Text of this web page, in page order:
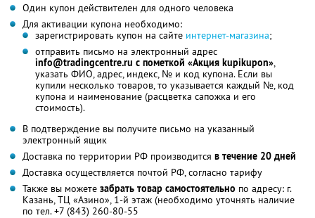
Один купон действителен для одного человека
Для активации купона необходимо:
зарегистрировать купон на сайте интернет-магазина;
отправить письмо на электронный адрес
info@tradingcentre.ru с пометкой «Акция kupikupon»,
указать ФИО, адрес, индекс, № и код купона. Если вы
купили несколько товаров, то указывается каждый №, код
купона и наименование (расцветка сапожка и его
стоимость).
В подтверждение вы получите письмо на указанный
электронный ящик
Доставка по территории РФ производится в течение 20 дней
Доставка осуществляется почтой РФ, согласно тарифу
Также вы можете забрать товар самостоятельно по адресу: г.
Казань, ТЦ «Азино», 1-й этаж (необходимо уточнять наличие
по тел. +7 (843) 260-80-55